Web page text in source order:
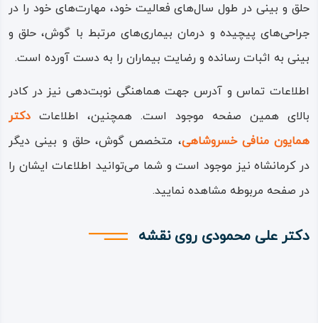
حلق و بینی در طول سال‌های فعالیت خود، مهارت‌های خود را در
جراحی‌های پیچیده و درمان بیماری‌های مرتبط با گوش، حلق و
بینی به اثبات رسانده و رضایت بیماران را به دست آورده است.
اطلاعات تماس و آدرس جهت هماهنگی نوبت‌دهی نیز در کادر
بالای همین صفحه موجود است. همچنین، اطلاعات دکتر
همایون منافی خسروشاهی، متخصص گوش، حلق و بینی دیگر
در کرمانشاه نیز موجود است و شما می‌توانید اطلاعات ایشان را
در صفحه مربوطه مشاهده نمایید.
دکتر علی محمودی روی نقشه